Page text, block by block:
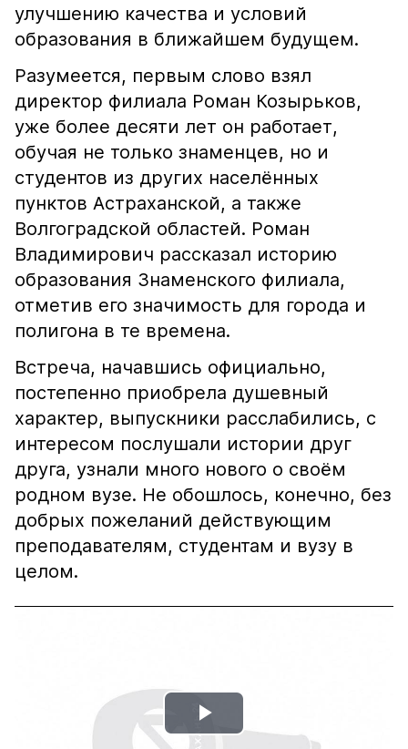
улучшению качества и условий
образования в ближайшем будущем.
Разумеется, первым слово взял
директор филиала Роман Козырьков,
уже более десяти лет он работает,
обучая не только знаменцев, но и
студентов из других населëнных
пунктов Астраханской, а также
Волгоградской областей. Роман
Владимирович рассказал историю
образования Знаменского филиала,
отметив его значимость для города и
полигона в те времена.
Встреча, начавшись официально,
постепенно приобрела душевный
характер, выпускники расслабились, с
интересом послушали истории друг
друга, узнали много нового о своëм
родном вузе. Не обошлось, конечно, без
добрых пожеланий действующим
преподавателям, студентам и вузу в
целом.
Play